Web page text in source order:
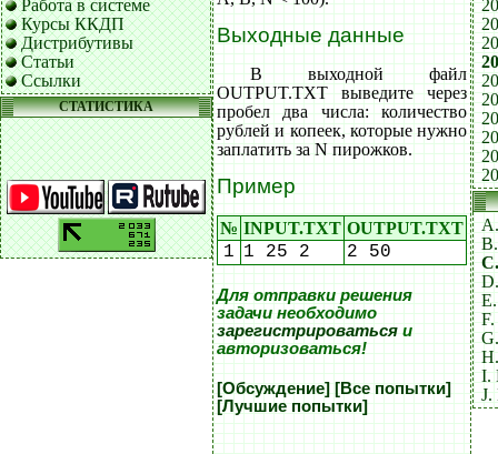
Работа в системе
Курсы ККДП
Дистрибутивы
Статьи
Ссылки
СТАТИСТИКА
Выходные данные
В выходной файл
OUTPUT.TXT выведите через
пробел два числа: количество
рублей и копеек, которые нужно
заплатить за N пирожков.
Пример
№ INPUT.TXT OUTPUT.TXT
1 1 25 2 2 50
Для отправки решения
задачи необходимо
зарегистрироватьсяи
авторизоваться!
[Обсуждение] [Все попытки]
[Лучшие попытки]
I.
J.